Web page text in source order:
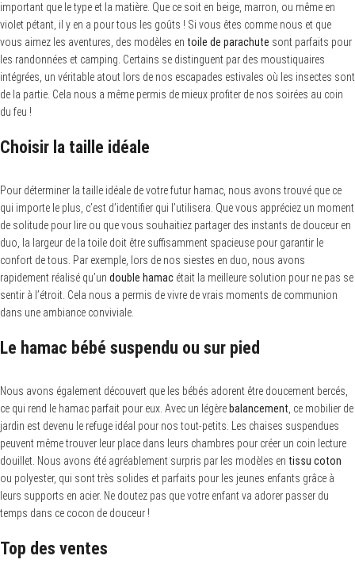
important que le type et la matière. Que ce soit en beige, marron, ou même en
violet pétant, il y en a pour tous les goûts ! Si vous êtes comme nous et que
vous aimez les aventures, des modèles en toile de parachute sont parfaits pour
les randonnées et camping. Certains se distinguent par des moustiquaires
intégrées, un véritable atout lors de nos escapades estivales où les insectes sont
de la partie. Cela nous a même permis de mieux profiter de nos soirées au coin
du feu !
Choisir la taille idéale
Pour déterminer la taille idéale de votre futur hamac, nous avons trouvé que ce
qui importe le plus, c’est d’identifier qui l’utilisera. Que vous appréciez un moment
de solitude pour lire ou que vous souhaitiez partager des instants de douceur en
duo, la largeur de la toile doit être suffisamment spacieuse pour garantir le
confort de tous. Par exemple, lors de nos siestes en duo, nous avons
rapidement réalisé qu’un double hamac était la meilleure solution pour ne pas se
sentir à l’étroit. Cela nous a permis de vivre de vrais moments de communion
dans une ambiance conviviale.
Le hamac bébé suspendu ou sur pied
Nous avons également découvert que les bébés adorent être doucement bercés,
ce qui rend le hamac parfait pour eux. Avec un légère balancement , ce mobilier de
jardin est devenu le refuge idéal pour nos tout-petits. Les chaises suspendues
peuvent même trouver leur place dans leurs chambres pour créer un coin lecture
douillet. Nous avons été agréablement surpris par les modèles en tissu coton
ou polyester, qui sont très solides et parfaits pour les jeunes enfants grâce à
leurs supports en acier. Ne doutez pas que votre enfant va adorer passer du
temps dans ce cocon de douceur !
Top des ventes